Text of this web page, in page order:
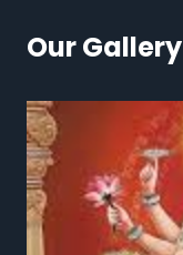
Our Gallery